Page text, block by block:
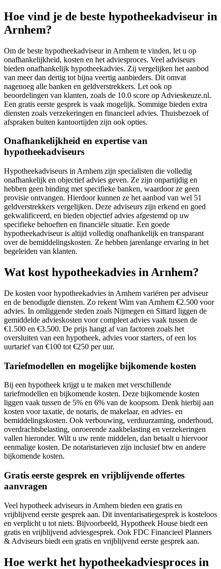
Hoe vind je de beste hypotheekadviseur in
Arnhem?
Om de beste hypotheekadviseur in Arnhem te vinden, let u op
onafhankelijkheid, kosten en het adviesproces. Veel adviseurs
bieden onafhankelijk hypotheekadvies. Zij vergelijken het aanbod
van meer dan dertig tot bijna veertig aanbieders. Dit omvat
nagenoeg alle banken en geldverstrekkers. Let ook op
beoordelingen van klanten, zoals de 10.0 score op Advieskeuze.nl.
Een gratis eerste gesprek is vaak mogelijk. Sommige bieden extra
diensten zoals verzekeringen en financieel advies. Thuisbezoek of
afspraken buiten kantoortijden zijn ook opties.
Onafhankelijkheid en expertise van
hypotheekadviseurs
Hypotheekadviseurs in Arnhem zijn specialisten die volledig
onafhankelijk en objectief advies geven. Ze zijn onpartijdig en
hebben geen binding met specifieke banken, waardoor ze geen
provisie ontvangen. Hierdoor kunnen ze het aanbod van wel 51
geldverstrekkers vergelijken. Deze adviseurs zijn erkend en goed
gekwalificeerd, en bieden objectief advies afgestemd op uw
specifieke behoeften en financiële situatie. Een goede
hypotheekadviseur is altijd volledig onafhankelijk en transparant
over de bemiddelingskosten. Ze hebben jarenlange ervaring in het
begeleiden van klanten.
Wat kost hypotheekadvies in Arnhem?
De kosten voor hypotheekadvies in Arnhem variëren per adviseur
en de benodigde diensten. Zo rekent Wim van Arnhem €2.500 voor
advies. In omliggende steden zoals Nijmegen en Sittard liggen de
gemiddelde advieskosten voor compleet advies vaak tussen de
€1.500 en €3.500. De prijs hangt af van factoren zoals het
oversluiten van een hypotheek, advies voor starters, of een los
uurtarief van €100 tot €250 per uur.
Tariefmodellen en mogelijke bijkomende kosten
Bij een hypotheek krijgt u te maken met verschillende
tariefmodellen en bijkomende kosten. Deze bijkomende kosten
liggen vaak tussen de 5% en 6% van de koopsom. Denk hierbij aan
kosten voor taxatie, de notaris, de makelaar, en advies- en
bemiddelingskosten. Ook verbouwing, verduurzaming, onderhoud,
overdrachtsbelasting, onroerende zaakbelasting en verzekeringen
vallen hieronder. Wilt u uw rente middelen, dan betaalt u hiervoor
eenmalige kosten. De notaristarieven zijn inclusief btw en andere
bijkomende kosten.
Gratis eerste gesprek en vrijblijvende offertes
aanvragen
Veel hypotheek adviseurs in Arnhem bieden een gratis en
vrijblijvend eerste gesprek aan. Dit inventarisatiegesprek is kosteloos
en verplicht u tot niets. Bijvoorbeeld, Hypotheek House biedt een
gratis en vrijblijvend adviesgesprek. Ook FDC Financieel Planners
& Adviseurs biedt een gratis en vrijblijvend eerste gesprek aan.
Hoe werkt het hypotheekadviesproces in